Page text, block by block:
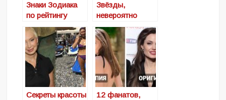
Знаки Зодиака
по рейтингу
привлекательнос
ти
Звёзды,
невероятно
похожие на
исторических
личностей
Секреты красоты
12 фанатов,